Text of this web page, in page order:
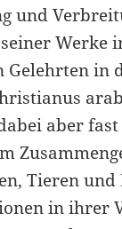
und
Werke
Gelehrten
aber
Tieren und
in ihrer